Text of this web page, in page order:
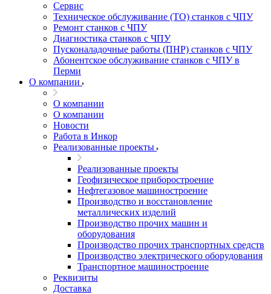
Сервис
Техническое обслуживание (ТО) станков с ЧПУ
Ремонт станков с ЧПУ
Диагностика станков с ЧПУ
Пусконаладочные работы (ПНР) станков с ЧПУ
Абонентское обслуживание станков с ЧПУ в
Перми
О компании
О компании
О компании
Новости
Работа в Инкор
Реализованные проекты
Реализованные проекты
Геофизическое приборостроение
Нефтегазовое машиностроение
Производство и восстановление
металлических изделий
Производство прочих машин и
оборудования
Производство прочих транспортных средств
Производство электрического оборудования
Транспортное машиностроение
Реквизиты
Доставка